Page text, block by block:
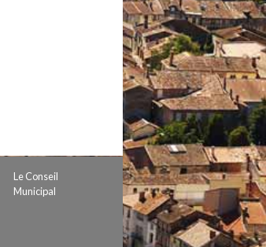
Le Conseil
Municipal